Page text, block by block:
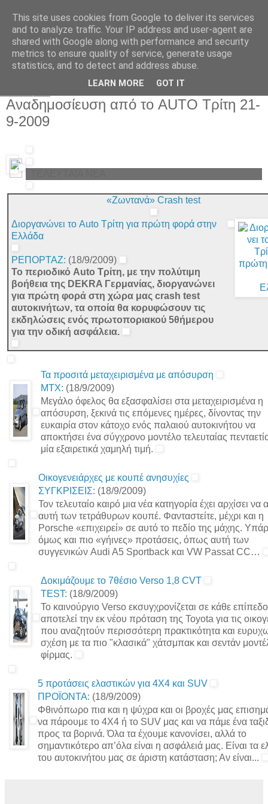
Αναδημοσίευση από το AUTO Τρίτη 21-
9-2009
«Zωντανά» Crash test
Διοργανώνει το Auto Τρίτη για πρώτη φορά στην
Ελλάδα
ΡΕΠΟΡΤΑΖ: (18/9/2009)
Το περιοδικό Auto Τρίτη, με την πολύτιμη
βοήθεια της DEKRA Γερμανίας, διοργανώνει
για πρώτη φορά στη χώρα μας crash test
αυτοκινήτων, τα οποία θα κορυφώσουν τις
εκδηλώσεις ενός πρωτοποριακού 5θήμερου
για την οδική ασφάλεια.
Τα προσιτά μεταχειρισμένα με απόσυρση
ΜΤΧ: (18/9/2009)
Μεγάλο όφελος θα εξασφαλίσει στα μεταχειρισμένα η
απόσυρση, ξεκινά τις επόμενες ημέρες, δίνοντας την
ευκαιρία στον κάτοχο ενός παλαιού αυτοκινήτου να
αποκτήσει ένα σύγχρονο μοντέλο τελευταίας
μία εξαιρετικά χαμηλή τιμή.
Οικογενειάρχες με κουπέ ανησυχίες
ΣΥΓΚΡΙΣΕΙΣ: (18/9/2009)
Τον τελευταίο καιρό μια νέα κατηγορία έχει αρχίσει να
αυτή των τετράθυρων κουπέ. Φανταστείτε, μέχρι και η
Porsche «επιχειρεί» σε αυτό το πεδίο της μάχης.
όμως και πιο «γήινες» προτάσεις, όπως αυτή των
συγγενικών Audi A5 Sportback και VW Passat CC…
Δοκιμάζουμε το 7θέσιο Verso 1,8 CVT
TEST: (18/9/2009)
Το καινούργιο Verso εκσυγχρονίζεται σε κάθε
αποτελεί την εκ νέου πρόταση της Toyota για τις
που αναζητούν περισσότερη πρακτικότητα και
σχέση με τα πιο "κλασικά" χάτσμπακ και σεντάν
φίρμας.
5 προτάσεις ελαστικών για 4Χ4 και SUV
ΠΡΟΪΟΝΤΑ: (18/9/2009)
Φθινόπωρο πια και η ψύχρα και οι βροχές μας
να πάρουμε το 4Χ4 ή το SUV μας και να πάμε ένα
προς τα βορινά. Όλα τα έχουμε κανονίσει, αλλά το
σημαντικότερο απ’όλα είναι η ασφάλειά μας. Είναι τα
του αυτοκινήτου μας σε άριστη κατάσταση; Αν είναι...
This site uses cookies from Google to deliver its services
and to analyze traffic. Your IP address and user-agent are
shared with Google along with performance and security
metrics to ensure quality of service, generate usage
statistics, and to detect and address abuse.
LEARN MORE GOT IT